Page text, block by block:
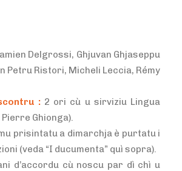
Delgrossi, Ghjuvan Ghjaseppu
Petru Ristori, Micheli Leccia, Rémy
:2 ori cù u sirviziu Lingua
Ghionga).
prisintatu a dimarchja è purtatu i
(veda “I ducumenta” quì sopra).
d’accordu cù noscu par dì chì u